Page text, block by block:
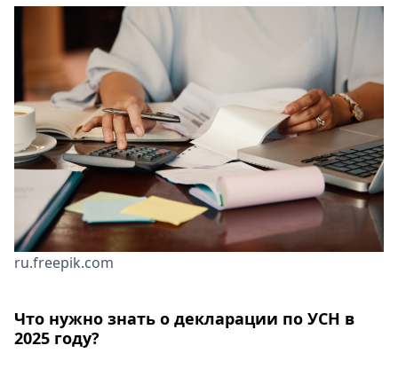
Скачай
Metro
ru.freepik.com
Что нужно знать о декларации по УСН в
2025 году?